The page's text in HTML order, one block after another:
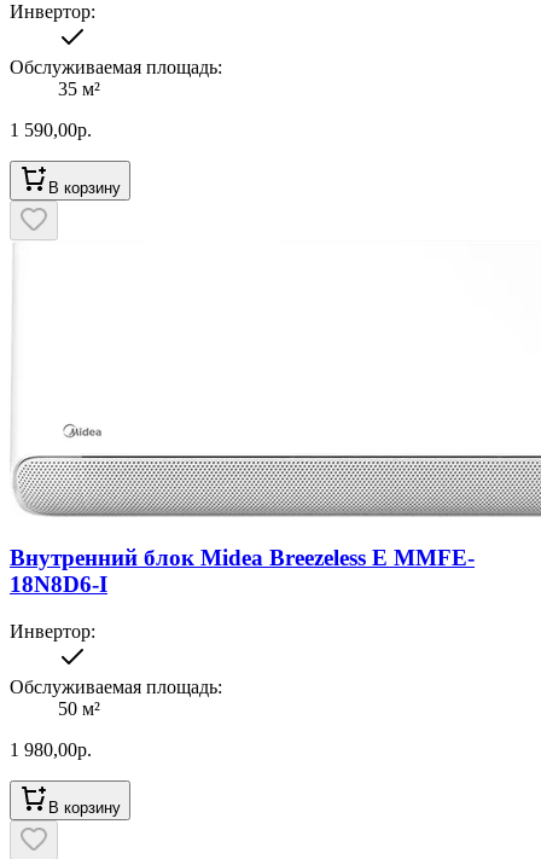
Инвертор:
Обслуживаемая площадь:
35 м²
1 590,00р.
В корзину
Внутренний блок Midea Breezeless E MMFE-
18N8D6-I
Инвертор:
Обслуживаемая площадь:
50 м²
1 980,00р.
В корзину